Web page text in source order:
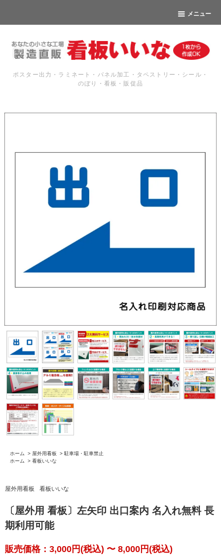
メニュー
ポスター出力・ラミネート・パネル加工・タペストリー・シール・
のぼり・看板・販促品
ホーム > 屋外用看板 > 駐車場・駐車禁止
ホーム
> 看板いいな
屋外用看板 看板いいな
〔屋外用 看板〕左矢印 出口案内 名入れ無料 長
期利用可能
販売価格：3,000円(税込) 〜 8,000円(税込)